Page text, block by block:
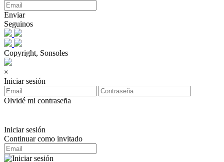
Enviar
Seguinos
Copyright, Sonsoles
×
Iniciar sesión
Olvidé mi contraseña
Iniciar sesión
Continuar como invitado